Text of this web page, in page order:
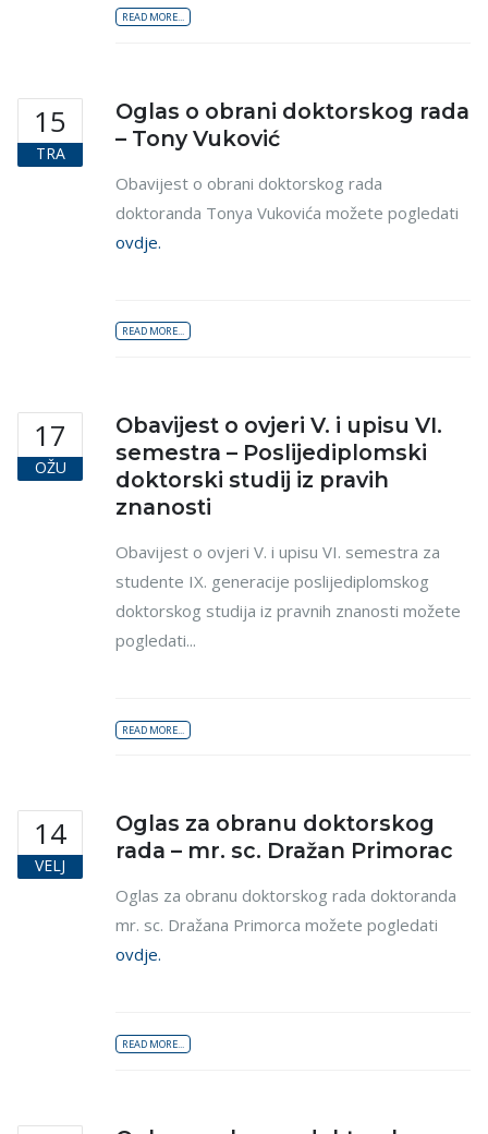
READ MORE...
15
TRA
Oglas o obrani doktorskog rada
– Tony Vuković
Obavijest o obrani doktorskog rada
doktoranda Tonya Vukovića možete pogledati
ovdje.
READ MORE...
17
OŽU
Obavijest o ovjeri V. i upisu VI.
semestra – Poslijediplomski
doktorski studij iz pravih
znanosti
Obavijest o ovjeri V. i upisu VI. semestra za
studente IX. generacije poslijediplomskog
doktorskog studija iz pravnih znanosti možete
pogledati...
READ MORE...
14
VELJ
Oglas za obranu doktorskog
rada – mr. sc. Dražan Primorac
Oglas za obranu doktorskog rada doktoranda
mr. sc. Dražana Primorca možete pogledati
ovdje.
READ MORE...